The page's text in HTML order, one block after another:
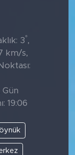
3°,
km/s,
Gün
19:06